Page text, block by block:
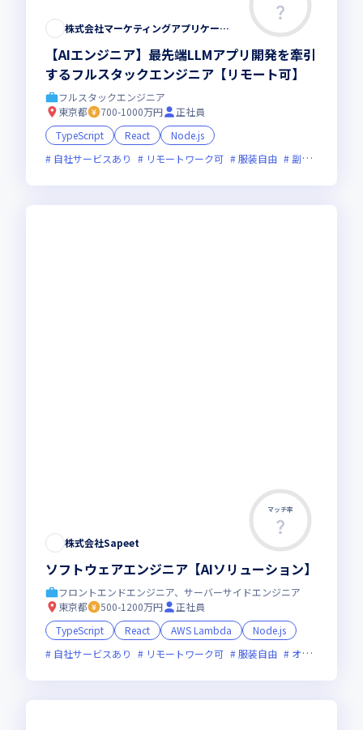
株式会社マーケティングアプリケーションズ
【AIエンジニア】最先端LLMアプリ開発を牽引
するフルスタックエンジニア【リモート可】
フルスタックエンジニア
東京都
700-1000万円
正社員
TypeScript
React
Node.js
自社サービスあり
リモートワーク可 服装自由 副業可
マッチ率
株式会社Sapeet
ソフトウェアエンジニア【AIソリューション】
フロントエンドエンジニア、サーバーサイドエンジニア
東京都
500-1200万円
正社員
TypeScript
React AWS Lambda
Node.js
自社サービスあり
リモートワーク可 服装自由 オンライン選考可